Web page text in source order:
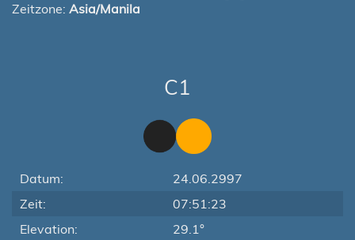
Zeitzone: Asia/Manila
C1
Datum:
24.06.2997
Zeit:
07:51:23
Elevation:
29.1°